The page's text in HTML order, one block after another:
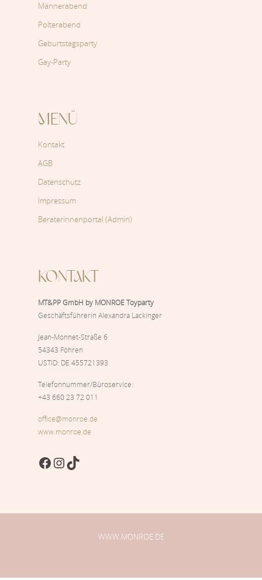
Männerabend
Polterabend
Geburtstagsparty
Gay-Party
MENÜ
Kontakt
AGB
Datenschutz
Impressum
Beraterinnenportal (Admin)
KONTAKT
MT&PP GmbH by MONROE Toyparty
Geschäftsführerin Alexandra Lackinger
Jean-Monnet-Straße 6
54343 Föhren
USTID: DE 455721393
Telefonnummer/Büroservice:
+43 660 23 72 011
office@monroe.de
www.monroe.de
Facebook
Instagram
TikTok
WWW.MONROE.DE